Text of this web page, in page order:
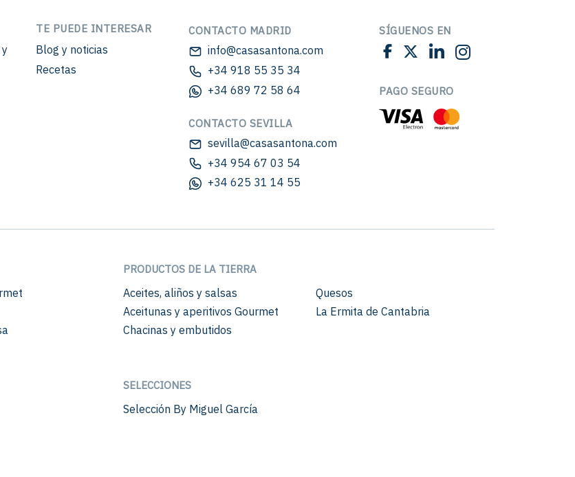
TE PUEDE INTERESAR
Blog y noticias
Recetas
CONTACTO MADRID
info@casasantona.com
+34 918 55 35 34
+34 689 72 58 64
CONTACTO SEVILLA
sevilla@casasantona.com
+34 954 67 03 54
+34 625 31 14 55
SÍGUENOS EN
PAGO SEGURO
PRODUCTOS DE LA TIERRA
Aceites, aliños y salsas
Aceitunas y aperitivos Gourmet
Chacinas y embutidos
Quesos
La Ermita de Cantabria
SELECCIONES
Selección By Miguel García